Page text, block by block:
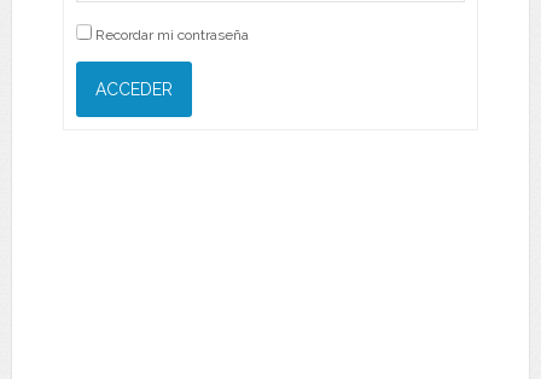
Recordar mi contraseña
ACCEDER